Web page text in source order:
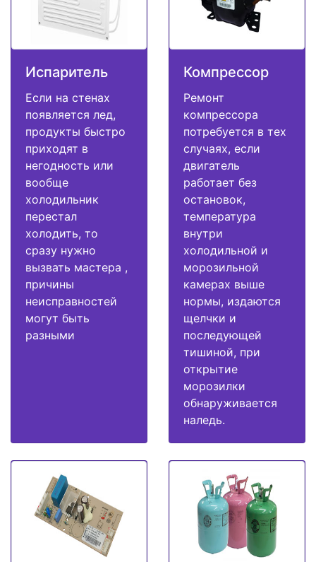
Испаритель
Если на стенах
появляется лед,
продукты быстро
приходят в
негодность или
вообще
холодильник
перестал
холодить, то
сразу нужно
вызвать мастера ,
причины
неисправностей
могут быть
разными
Компрессор
Ремонт
компрессора
потребуется в тех
случаях, если
двигатель
работает без
остановок,
температура
внутри
холодильной и
морозильной
камерах выше
нормы, издаются
щелчки и
последующей
тишиной, при
открытие
морозилки
обнаруживается
наледь.